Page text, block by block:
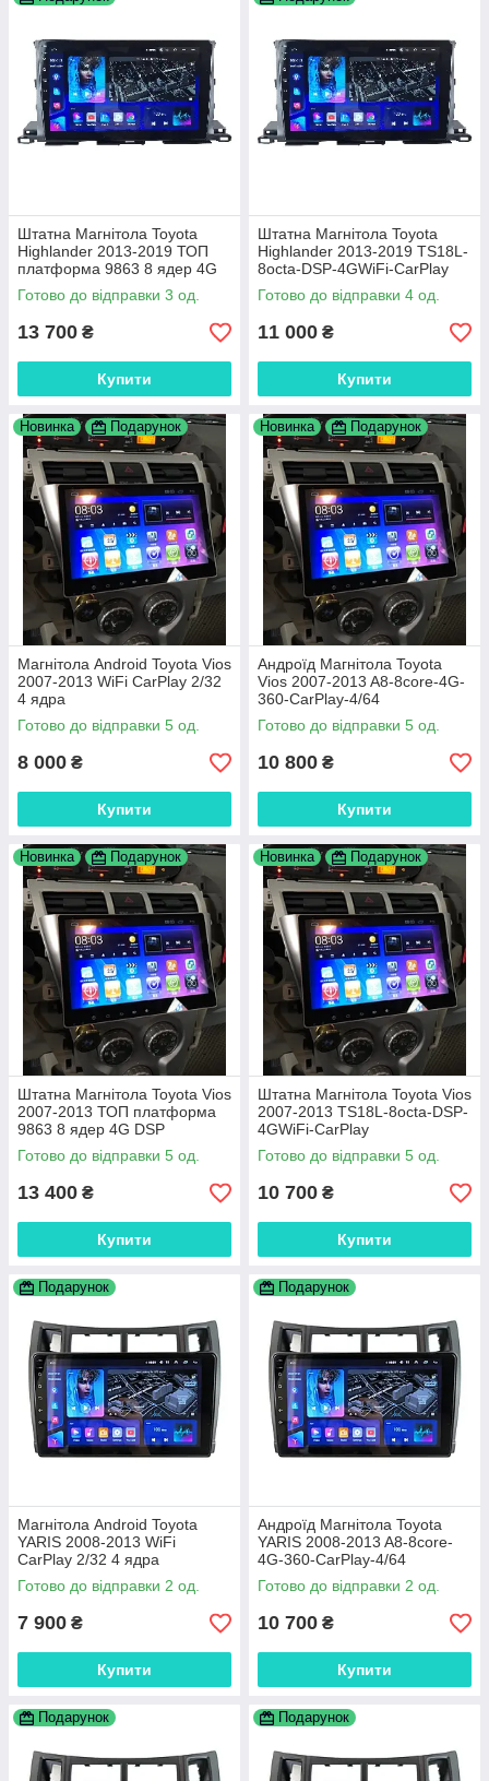
Штатна Магнітола Toyota
Highlander 2013-2019 ТОП
платформа 9863 8 ядер 4G
DSP
Готово до відправки 3 од.
13 700 ₴
Купити
Штатна Магнітола Toyota
Highlander 2013-2019 TS18L-
8octa-DSP-4GWiFi-CarPlay
Готово до відправки 4 од.
11 000 ₴
Купити
Новинка Подарунок
Магнітола Android Toyota Vios
2007-2013 WiFi CarPlay 2/32
4 ядра
Готово до відправки 5 од.
8 000 ₴
Купити
Новинка Подарунок
Андроїд Магнітола Toyota
Vios 2007-2013 A8-8core-4G-
360-CarPlay-4/64
Готово до відправки 5 од.
10 800 ₴
Купити
Новинка Подарунок
Штатна Магнітола Toyota Vios
2007-2013 ТОП платформа
9863 8 ядер 4G DSP
Готово до відправки 5 од.
13 400 ₴
Купити
Новинка Подарунок
Штатна Магнітола Toyota Vios
2007-2013 TS18L-8octa-DSP-
4GWiFi-CarPlay
Готово до відправки 5 од.
10 700 ₴
Купити
Подарунок
Магнітола Android Toyota
YARIS 2008-2013 WiFi
CarPlay 2/32 4 ядра
Готово до відправки 2 од.
7 900 ₴
Купити
Подарунок
Андроїд Магнітола Toyota
YARIS 2008-2013 A8-8core-
4G-360-CarPlay-4/64
Готово до відправки 2 од.
10 700 ₴
Купити
Подарунок Подарунок